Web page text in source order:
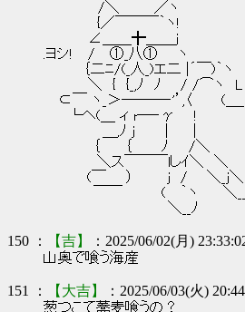
/＼ ／ヽ
{／￣￣￣｀ヽ!
∠＿＿╋＿＿ｊ
.ヨシ! / ①_八① ヽ
｛二ﾆ/(_人_)エ二 |´￣)｀ヽ
＼ { {_,ﾉ ﾉ / /⌒ヽ L
⊂￣ ヽ_＞―――‐'’,〈 (＿
└ヘ(＿ ィ r―‐γ !
＿,ﾉ j | |
｛ ｛ ﾉ /＼
＼ス￣￣￣lしｲ＼ ＼
(￣ ） j / ＼_j＼
￣￣ ( ｀ヽ ＼
＼__ﾉ
150 ： 【吉】 ：2025/06/02(月)
山奥で喰う海産
151 ： 【大吉】 ：2025/06/03(火)
葱つこて蕎麦喰うの？